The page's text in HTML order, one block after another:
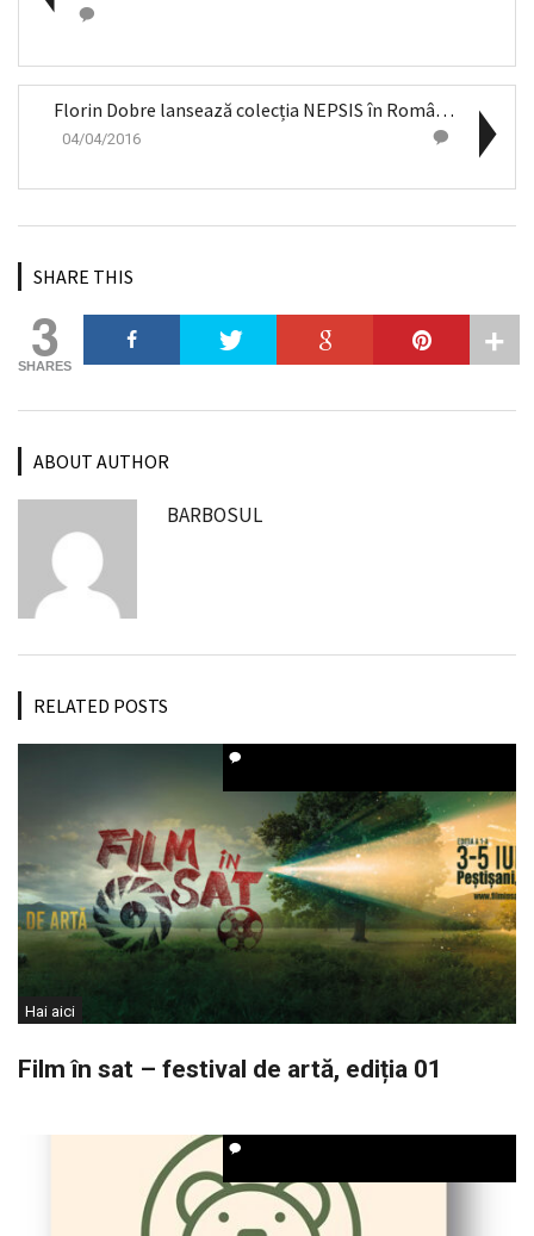
Florin Dobre lansează colecția NEPSIS în România
04/04/2016
SHARE THIS
3
SHARES
ABOUT AUTHOR
BARBOSUL
RELATED POSTS
Hai aici
Film în sat – festival de artă, ediția 01